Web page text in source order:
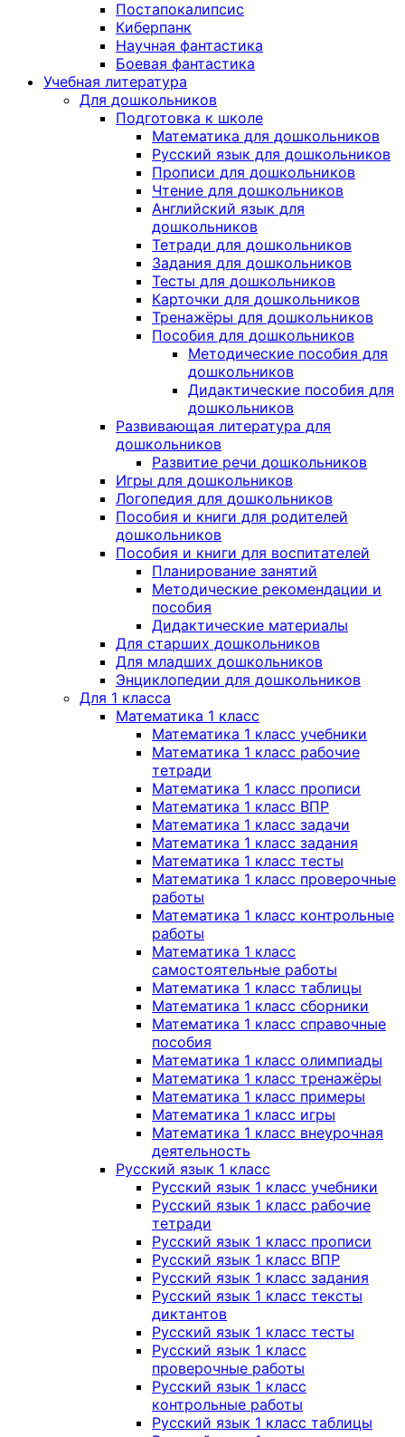
Постапокалипсис
Киберпанк
Научная фантастика
Боевая фантастика
Учебная литература
Для дошкольников
Подготовка к школе
Математика для дошкольников
Русский язык для дошкольников
Прописи для дошкольников
Чтение для дошкольников
Английский язык для
дошкольников
Тетради для дошкольников
Задания для дошкольников
Тесты для дошкольников
Карточки для дошкольников
Тренажёры для дошкольников
Пособия для дошкольников
Методические пособия для
дошкольников
Дидактические пособия для
дошкольников
Развивающая литература для
дошкольников
Развитие речи дошкольников
Игры для дошкольников
Логопедия для дошкольников
Пособия и книги для родителей
дошкольников
Пособия и книги для воспитателей
Планирование занятий
Методические рекомендации и
пособия
Дидактические материалы
Для старших дошкольников
Для младших дошкольников
Энциклопедии для дошкольников
Для 1 класса
Математика 1 класс
Математика 1 класс учебники
Математика 1 класс рабочие
тетради
Математика 1 класс прописи
Математика 1 класс ВПР
Математика 1 класс задачи
Математика 1 класс задания
Математика 1 класс тесты
Математика 1 класс проверочные
работы
Математика 1 класс контрольные
работы
Математика 1 класс
самостоятельные работы
Математика 1 класс таблицы
Математика 1 класс сборники
Математика 1 класс справочные
пособия
Математика 1 класс олимпиады
Математика 1 класс тренажёры
Математика 1 класс примеры
Математика 1 класс игры
Математика 1 класс внеурочная
деятельность
Русский язык 1 класс
Русский язык 1 класс учебники
Русский язык 1 класс рабочие
тетради
Русский язык 1 класс прописи
Русский язык 1 класс ВПР
Русский язык 1 класс задания
Русский язык 1 класс тексты
диктантов
Русский язык 1 класс тесты
Русский язык 1 класс
проверочные работы
Русский язык 1 класс
контрольные работы
Русский язык 1 класс таблицы